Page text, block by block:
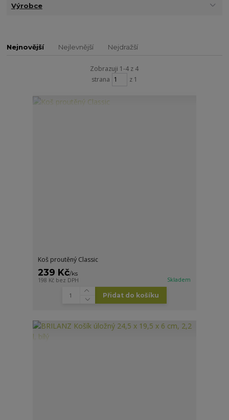
Výrobce
Nejnovější Nejlevnější Nejdražší
Zobrazuji 1-4 z 4
strana
z 1
Koš proutěný Classic
239 Kč/ks
198 Kč bez DPH Skladem
Přidat do košíku